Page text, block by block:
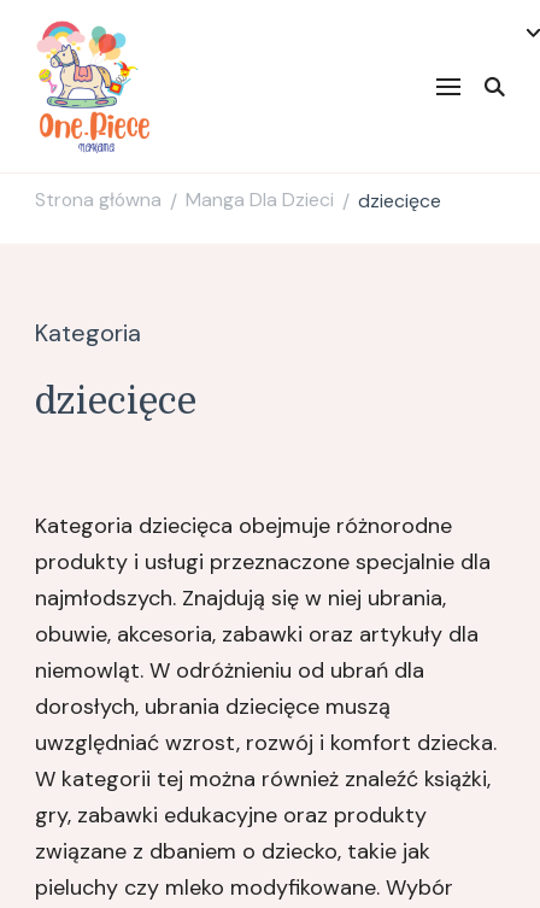
Strona główna / Manga Dla Dzieci / dziecięce
Kategoria
dziecięce
Kategoria dziecięca obejmuje różnorodne
produkty i usługi przeznaczone specjalnie dla
najmłodszych. Znajdują się w niej ubrania,
obuwie, akcesoria, zabawki oraz artykuły dla
niemowląt. W odróżnieniu od ubrań dla
dorosłych, ubrania dziecięce muszą
uwzględniać wzrost, rozwój i komfort dziecka.
W kategorii tej można również znaleźć książki,
gry, zabawki edukacyjne oraz produkty
związane z dbaniem o dziecko, takie jak
pieluchy czy mleko modyfikowane. Wybór